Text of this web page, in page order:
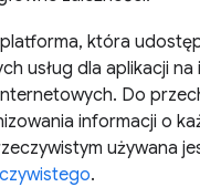
która
usług dla aplikacji na
Do
informacji o
używana
.